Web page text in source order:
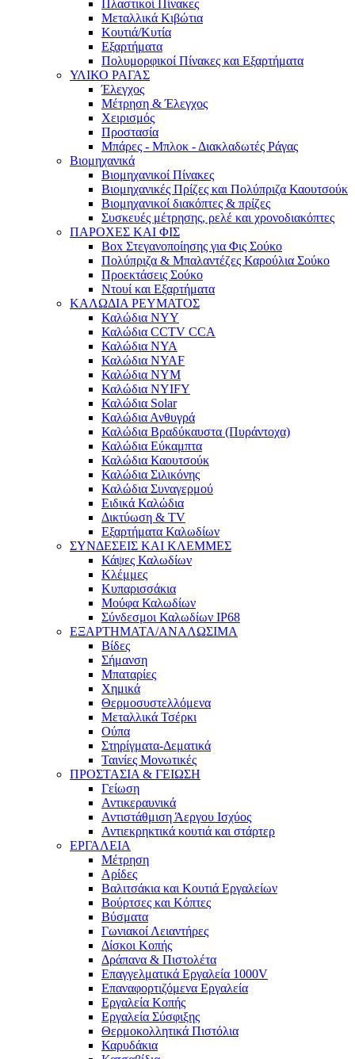
Πλαστικοί Πίνακες
Μεταλλικά Κιβώτια
Κουτιά/Κυτία
Εξαρτήματα
Πολυμορφικοί Πίνακες και Εξαρτήματα
ΥΛΙΚΟ ΡΑΓΑΣ
Έλεγχος
Μέτρηση & Έλεγχος
Χειρισμός
Προστασία
Μπάρες - Μπλοκ - Διακλαδωτές Ράγας
Βιομηχανικά
Βιομηχανικοί Πίνακες
Βιομηχανικές Πρίζες και Πολύπριζα Καουτσούκ
Βιομηχανικοί διακόπτες & πρίζες
Συσκευές μέτρησης, ρελέ και χρονοδιακόπτες
ΠΑΡΟΧΕΣ ΚΑΙ ΦΙΣ
Box Στεγανοποίησης για Φις Σούκο
Πολύπριζα & Μπαλαντέζες Καρούλια Σούκο
Προεκτάσεις Σούκο
Ντουί και Εξαρτήματα
ΚΑΛΩΔΙΑ ΡΕΥΜΑΤΟΣ
Καλώδια NYY
Καλώδια CCTV CCA
Καλώδια NYA
Καλώδια NYAF
Καλώδια NYM
Καλώδια NYIFY
Καλώδια Solar
Καλώδια Ανθυγρά
Καλώδια Βραδύκαυστα (Πυράντοχα)
Καλώδια Εύκαμπτα
Καλώδια Καουτσούκ
Καλώδια Σιλικόνης
Καλώδια Συναγερμού
Ειδικά Καλώδια
Δικτύωση & TV
Εξαρτήματα Καλωδίων
ΣΥΝΔΕΣΕΙΣ ΚΑΙ ΚΛΕΜΜΕΣ
Κάψες Καλωδίων
Κλέμμες
Κυπαρισσάκια
Μούφα Καλωδίων
Σύνδεσμοι Καλωδίων IP68
ΕΞΑΡΤΗΜΑΤΑ/ΑΝΑΛΩΣΙΜΑ
Βίδες
Σήμανση
Μπαταρίες
Χημικά
Θερμοσυστελλόμενα
Μεταλλικά Τσέρκι
Ούπα
Στηρίγματα-Δεματικά
Ταινίες Μονωτικές
ΠΡΟΣΤΑΣΙΑ & ΓΕΙΩΣΗ
Γείωση
Αντικεραυνικά
Αντιστάθμιση Άεργου Ισχύος
Αντιεκρηκτικά κουτιά και στάρτερ
ΕΡΓΑΛΕΙΑ
Μέτρηση
Αρίδες
Βαλιτσάκια και Κουτιά Εργαλείων
Βούρτσες και Κόπτες
Βύσματα
Γωνιακοί Λειαντήρες
Δίσκοι Κοπής
Δράπανα & Πιστολέτα
Επαγγελματικά Εργαλεία 1000V
Επαναφορτιζόμενα Εργαλεία
Εργαλεία Κοπής
Εργαλεία Σύσφιξης
Θερμοκολλητικά Πιστόλια
Καρυδάκια